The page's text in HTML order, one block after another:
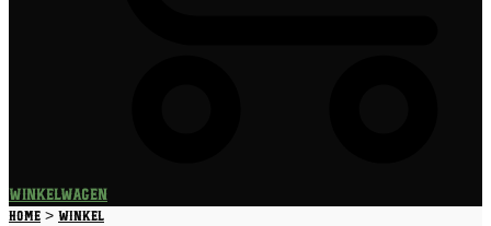
Winkelwagen
Home > Winkel